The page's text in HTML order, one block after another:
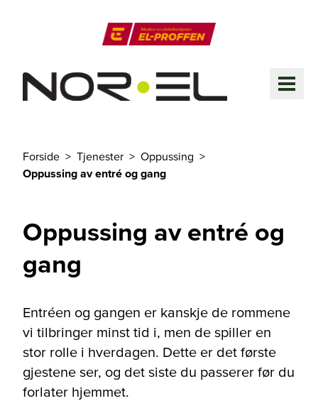
Du er her
Forside Tjenester
Oppussing
Oppussing av entré og gang
Oppussing av entré og
gang
Entréen og gangen er kanskje de rommene
vi tilbringer minst tid i, men de spiller en
stor rolle i hverdagen. Dette er det første
gjestene ser, og det siste du passerer før du
forlater hjemmet.